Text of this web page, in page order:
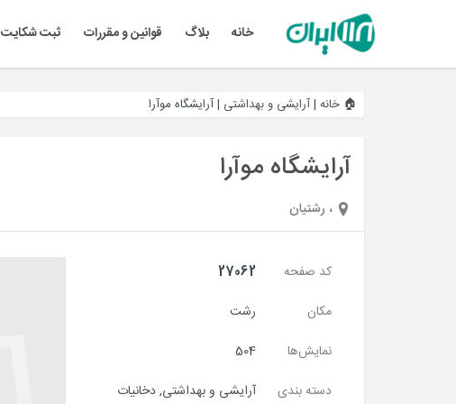
خانه بلاگ قوانین و مقررات ثبت شکایت
🏠 خانه |آرایشی و بهداشتی |آرایشگاه موآرا
آرایشگاه موآرا
، رشتیان
کد صفحه
27062
مکان
رشت
نمایش‌ها
504
دسته بندی
آرایشی و بهداشتی,دخانیات